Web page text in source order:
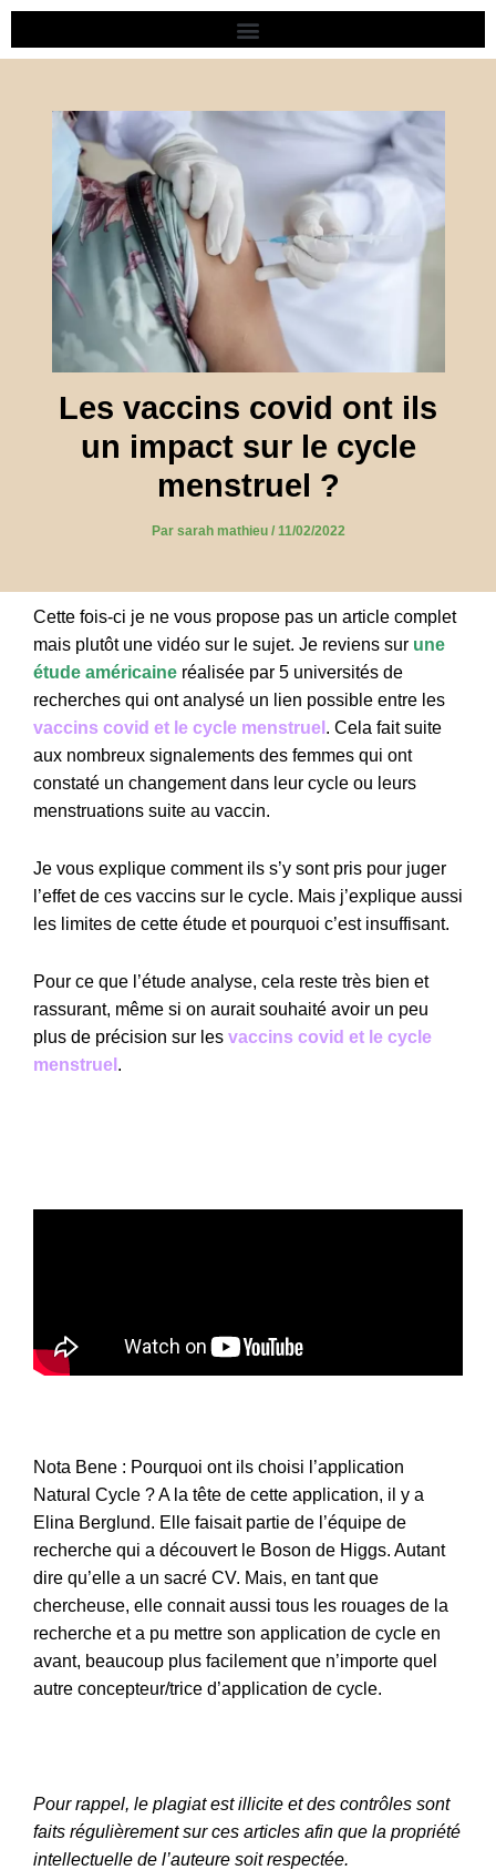
Aller
Les vaccins covid ont ils
un impact sur le cycle
menstruel ?
Par sarah mathieu / 11/02/2022
Cette fois-ci je ne vous propose pas un article complet
mais plutôt une vidéo sur le sujet. Je reviens sur une
étude américaine réalisée par 5 universités de
recherches qui ont analysé un lien possible entre les
vaccins covid et le cycle menstruel . Cela fait suite
aux nombreux signalements des femmes qui ont
constaté un changement dans leur cycle ou leurs
menstruations suite au vaccin.
Je vous explique comment ils s’y sont pris pour juger
l’effet de ces vaccins sur le cycle. Mais j’explique aussi
les limites de cette étude et pourquoi c’est insuffisant.
Pour ce que l’étude analyse, cela reste très bien et
rassurant, même si on aurait souhaité avoir un peu
plus de précision sur les vaccins covid et le cycle
menstruel .
Nota Bene : Pourquoi ont ils choisi l’application
Natural Cycle ? A la tête de cette application, il y a
Elina Berglund. Elle faisait partie de l’équipe de
recherche qui a découvert le Boson de Higgs. Autant
dire qu’elle a un sacré CV. Mais, en tant que
chercheuse, elle connait aussi tous les rouages de la
recherche et a pu mettre son application de cycle en
avant, beaucoup plus facilement que n’importe quel
autre concepteur/trice d’application de cycle.
Pour rappel, le plagiat est illicite et des contrôles sont
faits régulièrement sur ces articles afin que la propriété
intellectuelle de l’auteure soit respectée.